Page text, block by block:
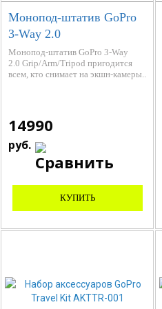
Монопод-штатив GoPro
3-Way 2.0
Grip/Arm/Tripod
Монопод-штатив GoPro 3-Way
2.0 Grip/Arm/Tripod пригодится
всем, кто снимает на экшн-камеры..
14990
руб.
КУПИТЬ